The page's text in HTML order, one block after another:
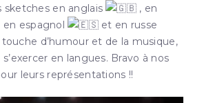
sketches en anglais
, en
en espagnol
et en russe
touche d’humour et de la musique,
en langues. Bravo à nos
leurs représentations !!